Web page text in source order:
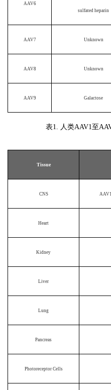
AAV6
sulfated heparin
AAV7 Unknown
AAV8 Unknown
AAV9 Galactose
表1. 人类AAV1至
Tissue
CNS
Heart
Kidney
Liver
Lung
Pancreas
Photoreceptor Cells